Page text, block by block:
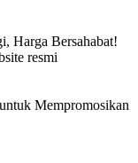
Harga Bersahabat!
resmi